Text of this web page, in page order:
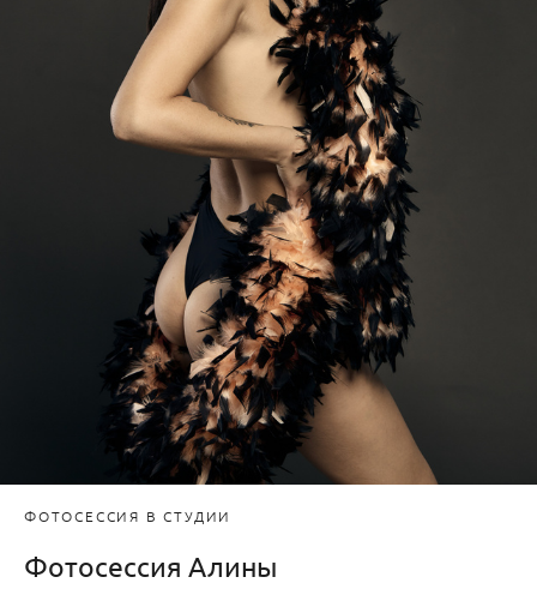
ФОТОСЕССИЯ В СТУДИИ
Фотосессия Алины